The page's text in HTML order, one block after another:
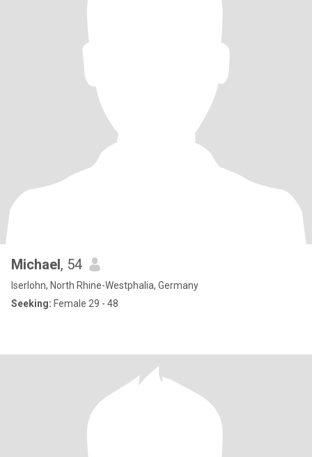
Michael, 54
Iserlohn, North Rhine-Westphalia, Germany
Seeking: Female 29 - 48